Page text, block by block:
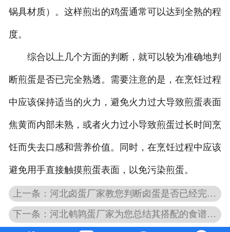
锅具材质）。这样煎出的鸡蛋通常可以达到全熟的程
度。
综合以上几个方面的判断，就可以较为准确地判
断煎蛋是否已完全熟透。需要注意的是，在烹饪过程
中应该保持适当的火力，避免火力过大导致煎蛋表面
焦黄而内部未熟，或者火力过小导致煎蛋过长时间烹
饪而失去口感和营养价值。同时，在烹饪过程中应该
避免用手直接触摸煎蛋表面，以免污染煎蛋。
上一条：河北卤蛋厂家教您判断卤蛋是否已经完全入味
下一条：河北鹌鹑蛋厂家为您总结其搭配的食谱或菜品推荐